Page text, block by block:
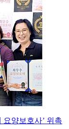
요양보호사’ 위촉